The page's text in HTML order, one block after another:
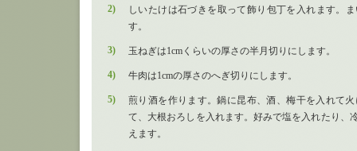
2)
しいたけは石づきを取って飾り包丁を入れます。
す。
3) 玉ねぎは1cmくらいの厚さの半月切りにします。
4) 牛肉は1cmの厚さのへぎ切りにします。
5)
煎り酒を作ります。鍋に昆布、酒、梅干を入れて
て、大根おろしを入れます。好みで塩を入れたり、
えます。